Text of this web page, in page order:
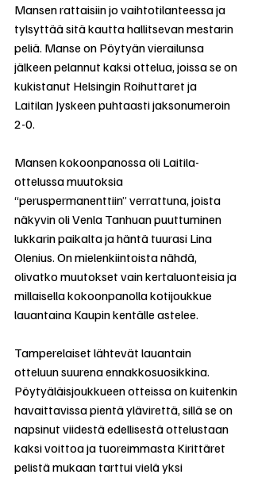
Mansen rattaisiin jo vaihtotilanteessa ja
tylsyttää sitä kautta hallitsevan mestarin
peliä. Manse on Pöytyän vierailunsa
jälkeen pelannut kaksi ottelua, joissa se on
kukistanut Helsingin Roihuttaret ja
Laitilan Jyskeen puhtaasti jaksonumeroin
2-0.
Mansen kokoonpanossa oli Laitila-
ottelussa muutoksia
“peruspermanenttiin” verrattuna, joista
näkyvin oli Venla Tanhuan puuttuminen
lukkarin paikalta ja häntä tuurasi Lina
Olenius. On mielenkiintoista nähdä,
olivatko muutokset vain kertaluonteisia ja
millaisella kokoonpanolla kotijoukkue
lauantaina Kaupin kentälle astelee.
Tamperelaiset lähtevät lauantain
otteluun suurena ennakkosuosikkina.
Pöytyäläisjoukkueen otteissa on kuitenkin
havaittavissa pientä ylävirettä, sillä se on
napsinut viidestä edellisestä ottelustaan
kaksi voittoa ja tuoreimmasta Kirittäret
pelistä mukaan tarttui vielä yksi